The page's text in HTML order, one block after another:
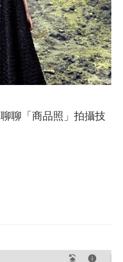
聊「商品照」拍攝技